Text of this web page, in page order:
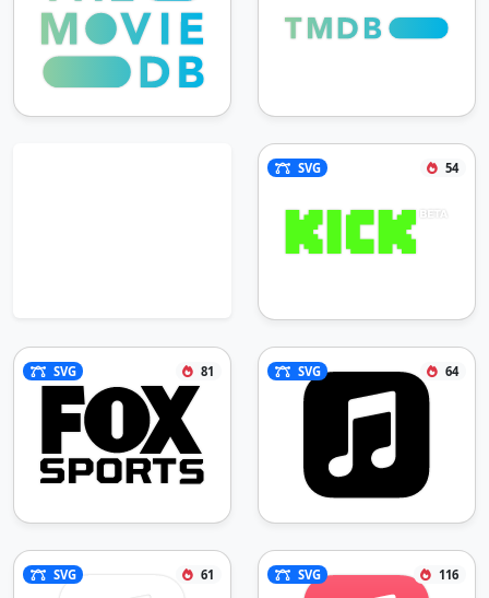
SVG 54
SVG 81 SVG 64
SVG 61 SVG 116